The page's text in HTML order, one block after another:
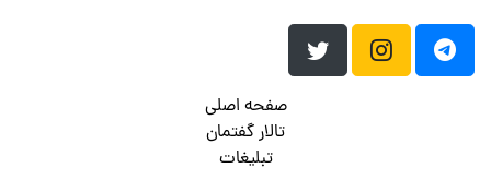
صفحه اصلی
تالار گفتمان
تبلیغات